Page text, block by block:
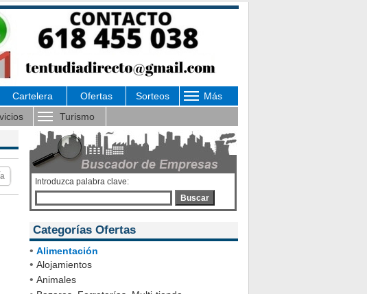
Cartelera Ofertas Sorteos
Más
Turismo
Introduzca palabra clave:
Buscar
Categorías Ofertas
• Alimentación
• Alojamientos
• Animales